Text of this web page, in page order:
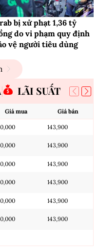
bị xử phạt 1,36 tỷ
do vi phạm quy định
vệ người tiêu dùng
LÃI SUẤT
Giá mua Giá bán
143,900
143,900
143,900
143,900
143,900
143,900